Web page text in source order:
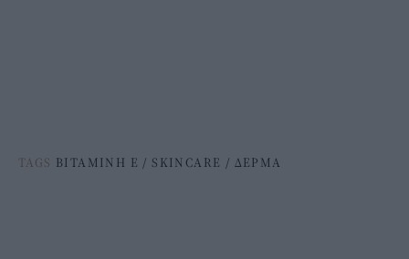
TAGS ΒΙΤΑΜΙΝΗ Ε / SKINCARE / ΔΕΡΜΑ